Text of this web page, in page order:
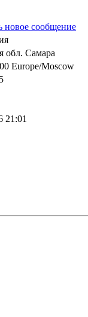
обл. Самара
Europe/Moscow
21:01